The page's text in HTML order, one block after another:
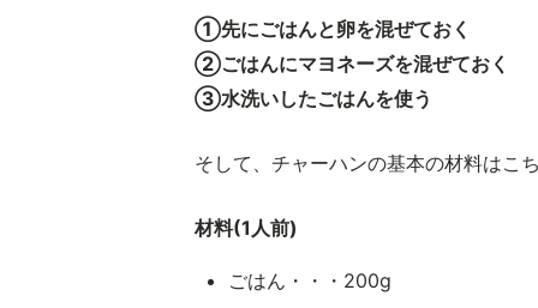
①先にごはんと卵を混ぜておく
②ごはんにマヨネーズを混ぜておく
③水洗いしたごはんを使う
そして、チャーハンの基本の材料はこ
材料(1人前)
ごはん・・・200g